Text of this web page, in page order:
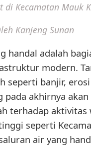
di Kecamatan Mauk
Kanjeng Sunan
handal adalah
modern.
seperti banjir,
pada akhirnya
terhadap aktivitas
seperti
air yang